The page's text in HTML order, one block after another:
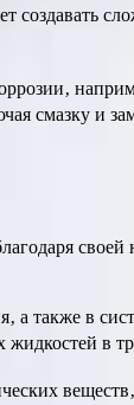
создавать
смазку и
своей
а также в
в